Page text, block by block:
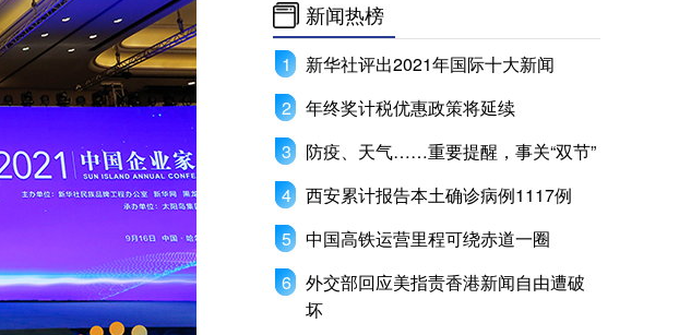
新闻热榜
新华社评出2021年国际十大新闻
年终奖计税优惠政策将延续
防疫、天气……重要提醒，事关“双节”
西安累计报告本土确诊病例1117例
中国高铁运营里程可绕赤道一圈
外交部回应美指责香港新闻自由遭破
坏